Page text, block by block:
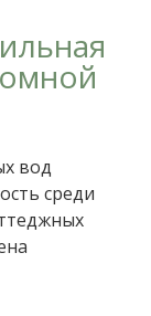
вод
среди